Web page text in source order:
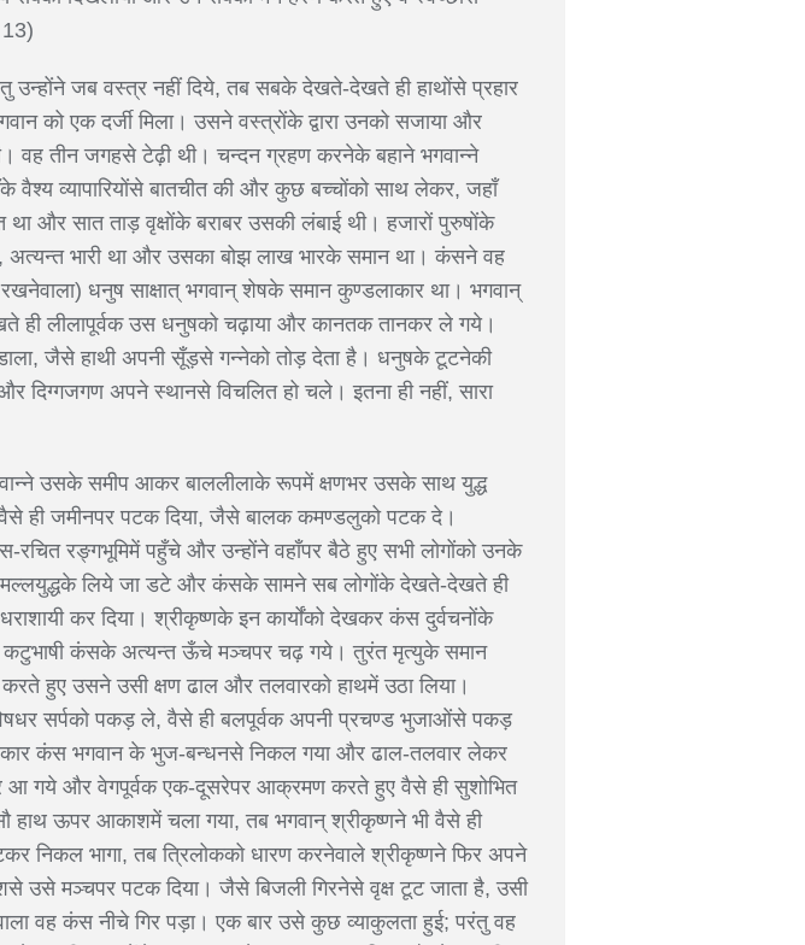
उन्होंने जब वस्त्र नहीं दिये, तब सबके देखते-देखते ही हाथोंसे प्रहार
को एक दर्जी मिला। उसने वस्त्रोंके द्वारा उनको सजाया और
वह तीन जगहसे टेढ़ी थी। चन्दन ग्रहण करनेके बहाने भगवान्ने
वैश्य व्यापारियोंसे बातचीत की और कुछ बच्चोंको साथ लेकर, जहाँ
और सात ताड़ वृक्षोंके बराबर उसकी लंबाई थी। हजारों पुरुषोंके
अत्यन्त भारी था और उसका बोझ लाख भारके समान था। कंसने वह
धनुष साक्षात् भगवान् शेषके समान कुण्डलाकार था। भगवान्
ही लीलापूर्वक उस धनुषको चढ़ाया और कानतक तानकर ले गये।
जैसे हाथी अपनी सूँड़से गन्नेको तोड़ देता है। धनुषके टूटनेकी
दिग्गजगण अपने स्थानसे विचलित हो चले। इतना ही नहीं, सारा
उसके समीप आकर बाललीलाके रूपमें क्षणभर उसके साथ युद्ध
ही जमीनपर पटक दिया, जैसे बालक कमण्डलुको पटक दे।
रङ्गभूमिमें पहुँचे और उन्होंने वहाँपर बैठे हुए सभी लोगोंको उनके
लिये जा डटे और कंसके सामने सब लोगोंके देखते-देखते ही
कर दिया। श्रीकृष्णके इन कार्योंको देखकर कंस दुर्वचनोंके
कटुभाषी कंसके अत्यन्त ऊँचे मञ्चपर चढ़ गये। तुरंत मृत्युके समान
हुए उसने उसी क्षण ढाल और तलवारको हाथमें उठा लिया।
सर्पको पकड़ ले, वैसे ही बलपूर्वक अपनी प्रचण्ड भुजाओंसे पकड़
कंस भगवान के भुज-बन्धनसे निकल गया और ढाल-तलवार लेकर
आ गये और वेगपूर्वक एक-दूसरेपर आक्रमण करते हुए वैसे ही सुशोभित
ऊपर आकाशमें चला गया, तब भगवान् श्रीकृष्णने भी वैसे ही
निकल भागा, तब त्रिलोकको धारण करनेवाले श्रीकृष्णने फिर अपने
उसे मञ्चपर पटक दिया। जैसे बिजली गिरनेसे वृक्ष टूट जाता है, उसी
वह कंस नीचे गिर पड़ा। एक बार उसे कुछ व्याकुलता हुई; परंतु वह